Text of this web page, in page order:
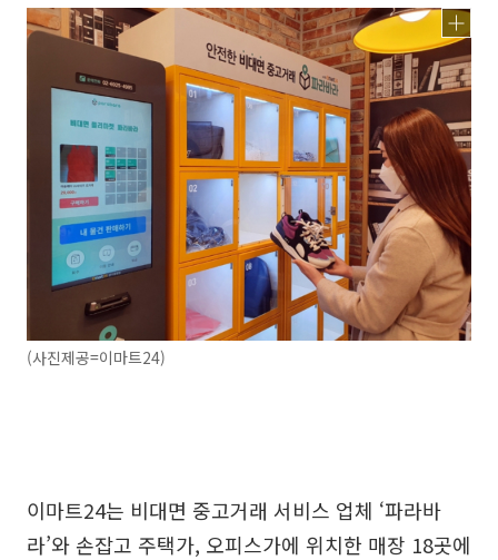
(사진제공=이마트24)
이마트24는 비대면 중고거래 서비스 업체 ‘파라바
라’와 손잡고 주택가, 오피스가에 위치한 매장 18곳에